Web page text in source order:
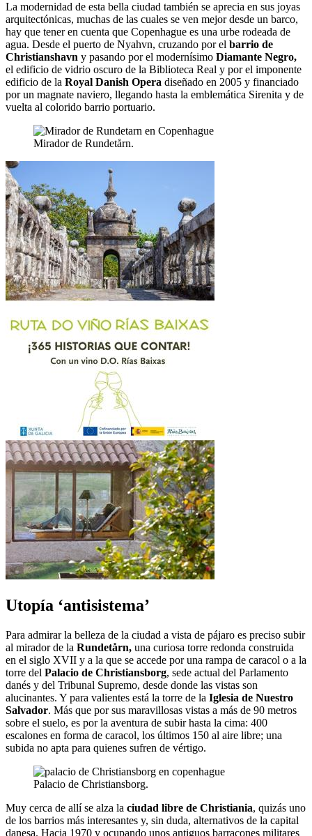
La modernidad de esta bella ciudad también se aprecia en sus joyas
arquitectónicas, muchas de las cuales se ven mejor desde un barco,
hay que tener en cuenta que Copenhague es una urbe rodeada de
agua. Desde el puerto de Nyahvn, cruzando por el barrio de
Christianshavn y pasando por el modernísimo Diamante Negro,
el edificio de vidrio oscuro de la Biblioteca Real y por el imponente
edificio de la Royal Danish Opera diseñado en 2005 y financiado
por un magnate naviero, llegando hasta la emblemática Sirenita y de
vuelta al colorido barrio portuario.
Mirador de Rundetårn.
Utopía ‘antisistema’
Para admirar la belleza de la ciudad a vista de pájaro es preciso subir
al mirador de la Rundetårn, una curiosa torre redonda construida
en el siglo XVII y a la que se accede por una rampa de caracol o a la
torre del Palacio de Christiansborg, sede actual del Parlamento
danés y del Tribunal Supremo, desde donde las vistas son
alucinantes. Y para valientes está la torre de la Iglesia de Nuestro
Salvador. Más que por sus maravillosas vistas a más de 90 metros
sobre el suelo, es por la aventura de subir hasta la cima: 400
escalones en forma de caracol, los últimos 150 al aire libre; una
subida no apta para quienes sufren de vértigo.
Palacio de Christiansborg.
Muy cerca de allí se alza la ciudad libre de Christiania, quizás uno
de los barrios más interesantes y, sin duda, alternativos de la capital
danesa. Hacia 1970 y ocupando unos antiguos barracones militares